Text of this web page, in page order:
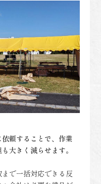
頼することで、作業
大きく減らせます。
で一括対応できる反